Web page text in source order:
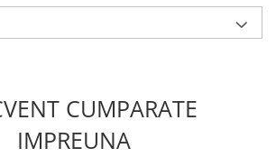
CUMPARATE
IMPREUNA